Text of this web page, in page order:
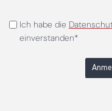
Ich habe die
einverstanden*